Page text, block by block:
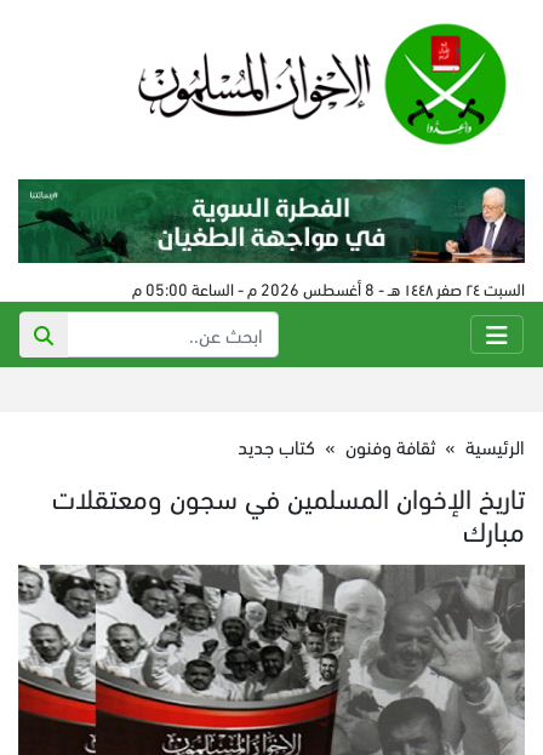
السبت ٢٤ صفر ١٤٤٨ هـ - 8 أغسطس 2026 م - الساعة 05:00 م
الرئيسية » ثقافة وفنون » كتاب جديد
تاريخ الإخوان المسلمين في سجون ومعتقلات
مبارك